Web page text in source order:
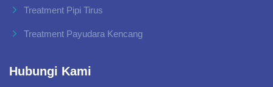
Treatment Pipi Tirus
Treatment Payudara Kencang
Hubungi Kami